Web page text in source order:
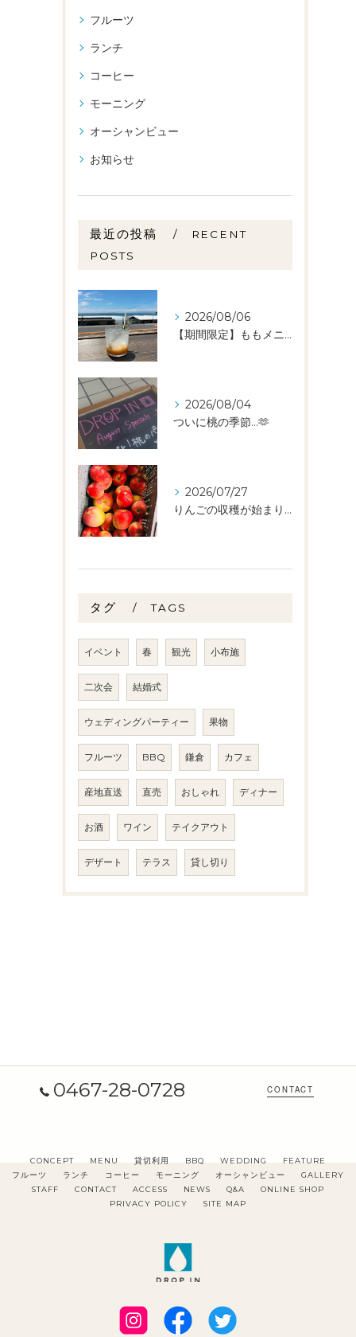
フルーツ
ランチ
コーヒー
モーニング
オーシャンビュー
お知らせ
最近の投稿
RECENT
POSTS
2026/08/06
【期間限定】ももメニュー🍑スタートしました✨️
2026/08/04
ついに桃の季節…🫶
2026/07/27
りんごの収穫が始まりました🧑‍🌾🍎
タグ TAGS
イベント 春 観光 小布施
二次会 結婚式
ウェディングパーティー 果物
フルーツ BBQ 鎌倉 カフェ
産地直送 直売 おしゃれ ディナー
お酒 ワイン テイクアウト
デザート テラス 貸し切り
0467-28-0728 CONTACT
CONCEPT MENU 貸切利用 BBQ WEDDING
FEATURE
フルーツ
ランチ コーヒー モーニング オーシャンビュー
GALLERY
STAFF
CONTACT ACCESS NEWS Q&A
ONLINE SHOP
PRIVACY POLICY
SITE MAP